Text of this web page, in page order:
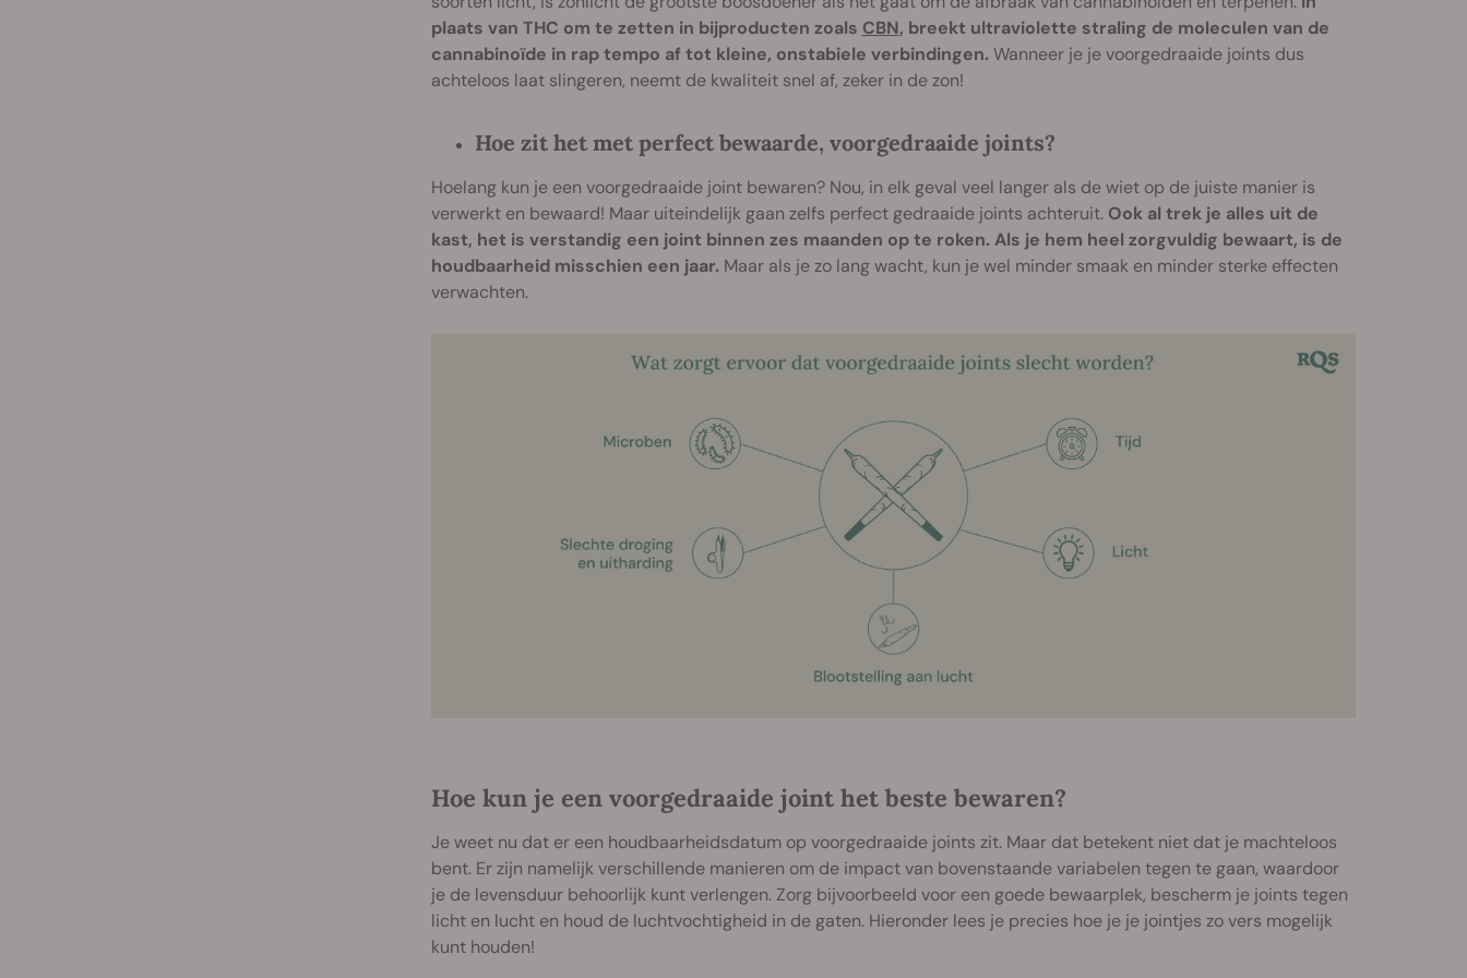
plaats van THC om te zetten in bijproducten zoals CBN, breekt ultraviolette straling de moleculen van de
cannabinoïde in rap tempo af tot kleine, onstabiele verbindingen. Wanneer je je voorgedraaide joints dus
achteloos laat slingeren, neemt de kwaliteit snel af, zeker in de zon!
Hoe zit het met perfect bewaarde, voorgedraaide joints?
Hoelang kun je een voorgedraaide joint bewaren? Nou, in elk geval veel langer als de wiet op de juiste manier is
verwerkt en bewaard! Maar uiteindelijk gaan zelfs perfect gedraaide joints achteruit. Ook al trek je alles uit de
kast, het is verstandig een joint binnen zes maanden op te roken. Als je hem heel zorgvuldig bewaart, is de
houdbaarheid misschien een jaar. Maar als je zo lang wacht, kun je wel minder smaak en minder sterke effecten
verwachten.
Hoe kun je een voorgedraaide joint het beste bewaren?
Je weet nu dat er een houdbaarheidsdatum op voorgedraaide joints zit. Maar dat betekent niet dat je machteloos
bent. Er zijn namelijk verschillende manieren om de impact van bovenstaande variabelen tegen te gaan, waardoor
je de levensduur behoorlijk kunt verlengen. Zorg bijvoorbeeld voor een goede bewaarplek, bescherm je joints tegen
licht en lucht en houd de luchtvochtigheid in de gaten. Hieronder lees je precies hoe je je jointjes zo vers mogelijk
kunt houden!